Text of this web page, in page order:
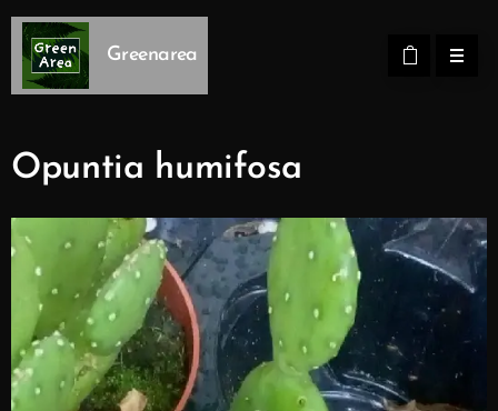
Greenarea
Opuntia humifosa